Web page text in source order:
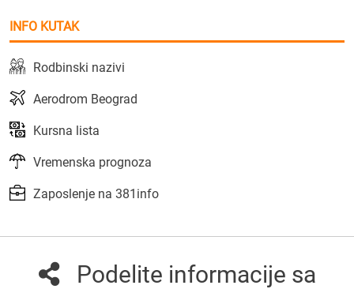
INFO KUTAK
Rodbinski nazivi
Aerodrom Beograd
Kursna lista
Vremenska prognoza
Zaposlenje na 381info
Podelite informacije sa